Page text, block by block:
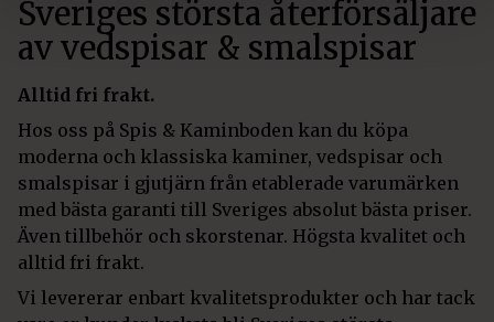
Sveriges största återförsäljare
av vedspisar & smalspisar
Alltid fri frakt.
Hos oss på Spis & Kaminboden kan du köpa
moderna och klassiska kaminer, vedspisar och
smalspisar i gjutjärn från etablerade varumärken
med bästa garanti till Sveriges absolut bästa priser.
Även tillbehör och skorstenar. Högsta kvalitet och
alltid fri frakt.
Vi levererar enbart kvalitetsprodukter och har tack